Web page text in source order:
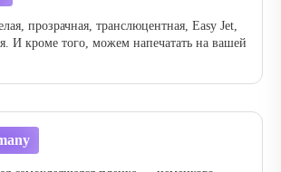
прозрачная, транслюцентная, Easy Jet,
И кроме того, можем напечатать на вашей